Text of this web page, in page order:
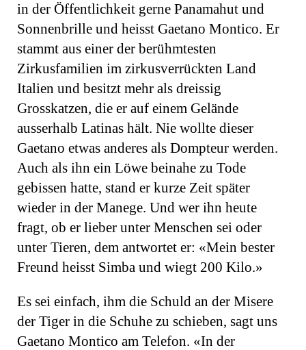
in der Öffentlichkeit gerne Panama­hut und
Sonnenbrille und heisst Gaetano Montico. Er
stammt aus einer der berühmtesten
Zirkusfamilien im zirkusverrückten Land
Italien und besitzt mehr als dreissig
Grosskatzen, die er auf einem Gelände
ausserhalb Latinas hält. Nie wollte dieser
Gaetano etwas anderes als Dompteur werden.
Auch als ihn ein Löwe beinahe zu Tode
gebissen hatte, stand er kurze Zeit später
wieder in der Manege. Und wer ihn heute
fragt, ob er lieber unter Menschen sei oder
unter Tieren, dem antwortet er: «Mein bester
Freund heisst Simba und wiegt 200 Kilo.»
Es sei einfach, ihm die Schuld an der Misere
der Tiger in die Schuhe zu schieben, sagt uns
Gaetano Montico am Telefon. «In der